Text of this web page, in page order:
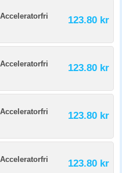
123.80 kr
123.80 kr
123.80 kr
123.80 kr